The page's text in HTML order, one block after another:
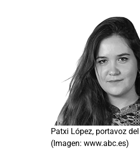
Patxi López, portavoz
(Imagen: www.abc.es)